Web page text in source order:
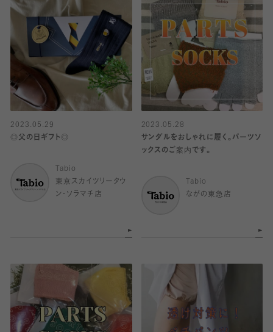
2023.05.29
◎父の日ギフト◎
Tabio
東京スカイツリータウ
ン・ソラマチ店
2023.05.28
サンダルをおしゃれに履く。パーツソ
ックスのご案内です。
Tabio
ながの東急店